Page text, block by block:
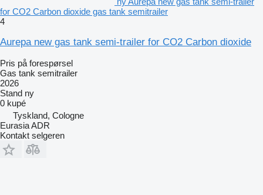
for CO2 Carbon dioxide gas tank semitrailer
4
Aurepa new gas tank semi-trailer for CO2 Carbon dioxide
Pris på forespørsel
Gas tank semitrailer
2026
Stand ny
0 kupé
Tyskland, Cologne
Eurasia ADR
Kontakt selgeren